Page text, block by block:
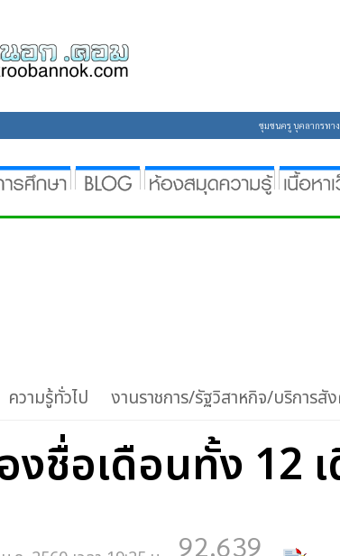
ชุมชนครู บุคลากรทา
ความรู้ทั่วไป งานราชการ/รัฐวิสาหกิจ/บริการสัง
องชื่อเดือนทั้ง 12